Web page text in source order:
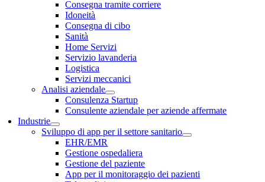
Consegna tramite corriere
Idoneità
Consegna di cibo
Sanità
Home Servizi
Servizio lavanderia
Logistica
Servizi meccanici
Analisi aziendale
Consulenza Startup
Consulente aziendale per aziende affermate
Industrie
Sviluppo di app per il settore sanitario
EHR/EMR
Gestione ospedaliera
Gestione del paziente
App per il monitoraggio dei pazienti